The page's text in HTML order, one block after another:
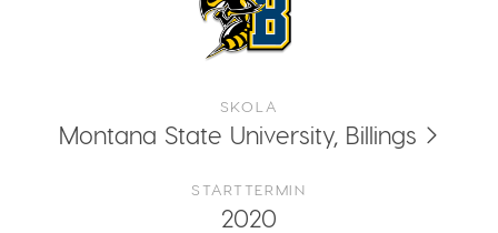
SKOLA
Montana State University, Billings
STARTTERMIN
2020